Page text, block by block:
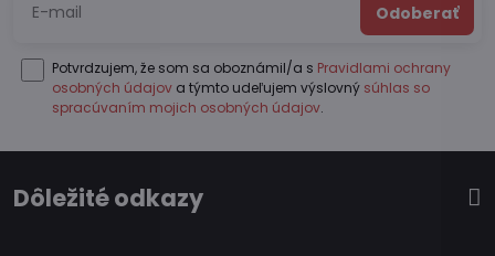
Odoberať
Potvrdzujem, že som sa oboznámil/a s Pravidlami ochrany
osobných údajov a týmto udeľujem výslovný súhlas so
spracúvaním mojich osobných údajov.
Dôležité odkazy